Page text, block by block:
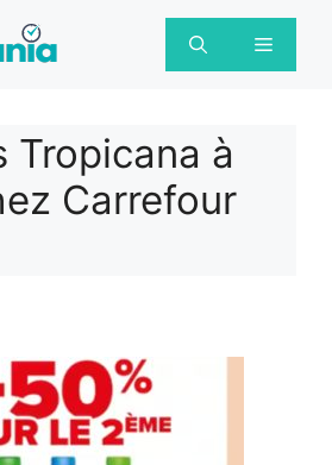
Menu
Tropicana à
Carrefour